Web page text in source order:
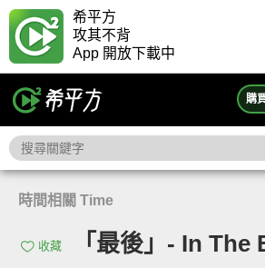
希平方
攻其不背
App 開放下載中
購
時間相關 Time
收藏 「最後」- In The